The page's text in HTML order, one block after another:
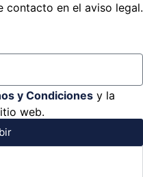
contacto en el aviso legal.
y Condiciones y la
web.